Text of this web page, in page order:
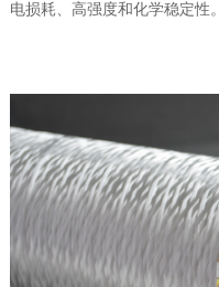
电损耗、高强度和化学稳定性。